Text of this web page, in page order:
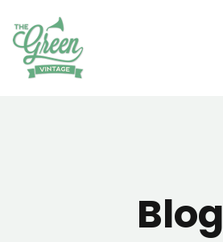
Blog